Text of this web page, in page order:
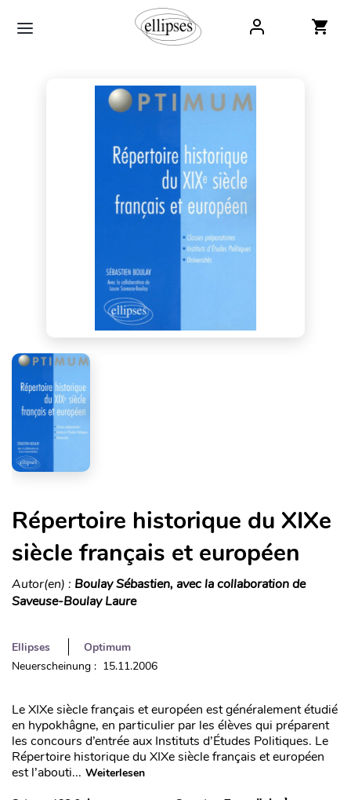
Répertoire historique du XIXe
siècle français et européen
Autor(en) : Boulay Sébastien, avec la collaboration de
Saveuse-Boulay Laure
Ellipses
Optimum
Neuerscheinung : 15.11.2006
Le XIXe siècle français et européen est généralement étudié
en hypokhâgne, en particulier par les élèves qui préparent
les concours d’entrée aux Instituts d’Études Politiques. Le
Répertoire historique du XIXe siècle français et européen
est l’abouti... Weiterlesen